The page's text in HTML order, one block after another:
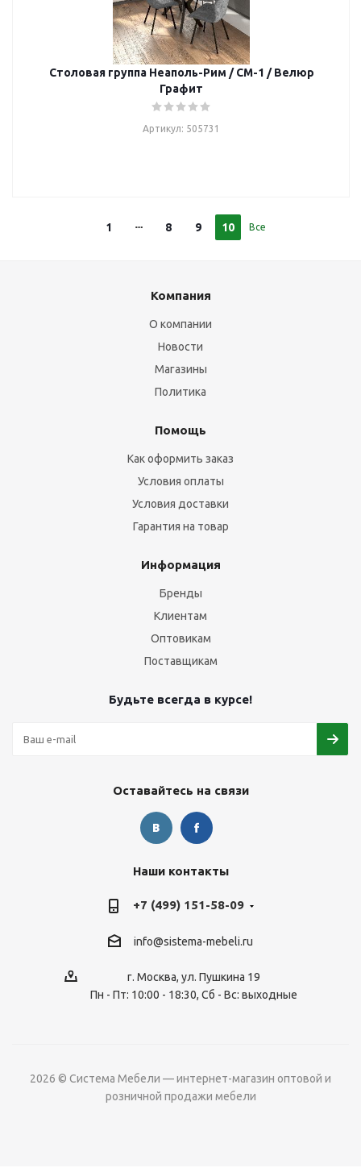
Столовая группа Неаполь-Рим / СМ-1 / Велюр
Графит
Артикул: 505731
1 8 9 10 Все
Компания
О компании
Новости
Магазины
Политика
Помощь
Как оформить заказ
Условия оплаты
Условия доставки
Гарантия на товар
Информация
Бренды
Клиентам
Оптовикам
Поставщикам
Будьте всегда в курсе!
Оставайтесь на связи
Наши контакты
+7 (499) 151-58-09
info@sistema-mebeli.ru
г. Москва, ул. Пушкина 19
Пн - Пт: 10:00 - 18:30, Сб - Вс: выходные
2026 © Система Мебели — интернет-магазин оптовой и
розничной продажи мебели